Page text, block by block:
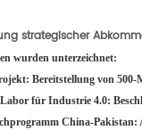
strategischer
wurden unterzeichnet:
Bereitstellung von 500-
Labor für Industrie 4.0:
China-